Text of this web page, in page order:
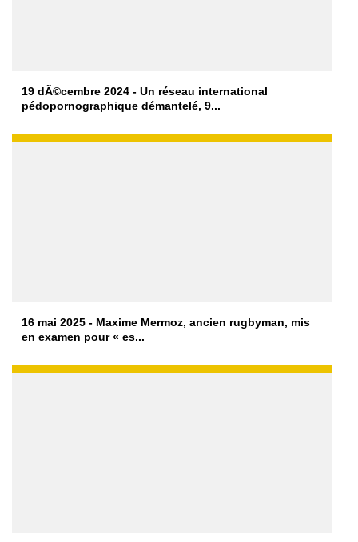
19 dÃ©cembre 2024 - Un réseau international
pédopornographique démantelé, 9...
16 mai 2025 - Maxime Mermoz, ancien rugbyman, mis
en examen pour « es...